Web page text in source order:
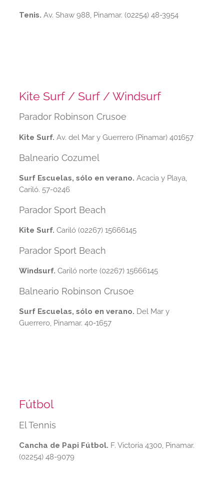
Tenis. Av. Shaw 988, Pinamar. (02254) 48-3954
Kite Surf / Surf / Windsurf
Parador Robinson Crusoe
Kite Surf. Av. del Mar y Guerrero (Pinamar) 401657
Balneario Cozumel
Surf Escuelas, sólo en verano. Acacia y Playa,
Cariló. 57-0246
Parador Sport Beach
Kite Surf. Cariló (02267) 15666145
Parador Sport Beach
Windsurf. Cariló norte (02267) 15666145
Balneario Robinson Crusoe
Surf Escuelas, sólo en verano. Del Mar y
Guerrero, Pinamar. 40-1657
Fútbol
El Tennis
Cancha de Papi Fútbol. F. Victoria 4300, Pinamar.
(02254) 48-9079